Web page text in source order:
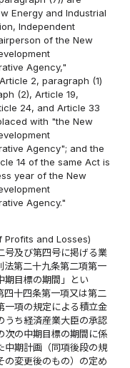
Energy and Industrial
Independent
of the New
Agency,"
2, paragraph (1)
(2), Article 19,
24, and Article 33
with "the New
Agency"; and the
14 of the same Act is
year of the New
Agency."
Profits and Losses)
号及び第四号に掲げる業
法第二十九条第二項第一
期目標の期間」とい
四十四条第一項又は第二
一項の規定による積立金
うち経済産業大臣の承認
次の中期目標の期間に係
中期計画（同項後段の規
の変更後のもの）の定め